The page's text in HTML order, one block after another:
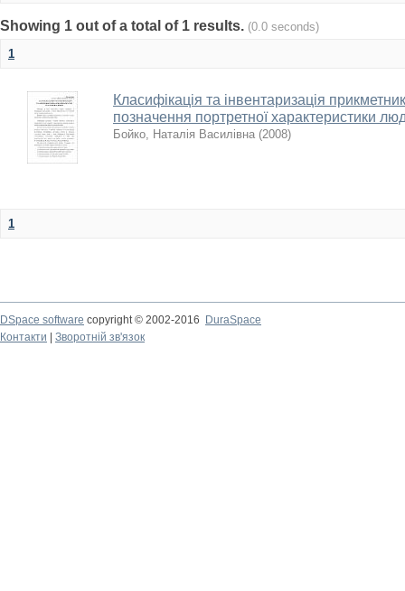
Showing 1 out of a total of 1 results. (0.0 seconds)
1
Класифікація та інвентаризація
позначення портретної характеристики
Бойко, Наталія Василівна (2008)
1
DSpace software copyright © 2002-2016
DuraSpace
Контакти
Зворотній зв'язок